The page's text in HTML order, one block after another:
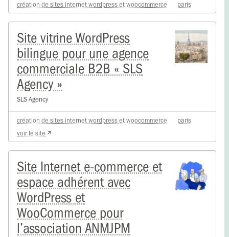
création de sites internet wordpress et woocommerce paris
Site vitrine WordPress
bilingue pour une agence
commerciale B2B « SLS
Agency »
SLS Agency
création de sites internet wordpress et woocommerce
paris
voir le site
Site Internet e-commerce et
espace adhérent avec
WordPress et
WooCommerce pour
l’association ANMJPM